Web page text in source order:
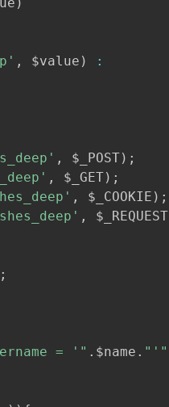
, $value )
:
, $_POST) ;
, $_GET) ;
, $_COOKIE ) ;
, $_REQUEST
;
= '" . $name . "'"